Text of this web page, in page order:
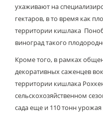
ухаживают на
гектаров, в то время как
территории кишлака
виноград такого
Кроме того, в рамках
декоративных саженцев
территории кишлака
сельскохозяйственном
сада еще и 110 тонн